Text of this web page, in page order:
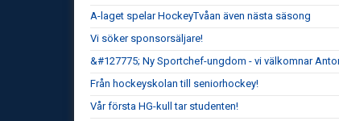
A-laget spelar HockeyTvåan även nästa säsong
Vi söker sponsorsäljare!
&#127775; Ny Sportchef-ungdom - vi välkomnar
Från hockeyskolan till seniorhockey!
Vår första HG-kull tar studenten!